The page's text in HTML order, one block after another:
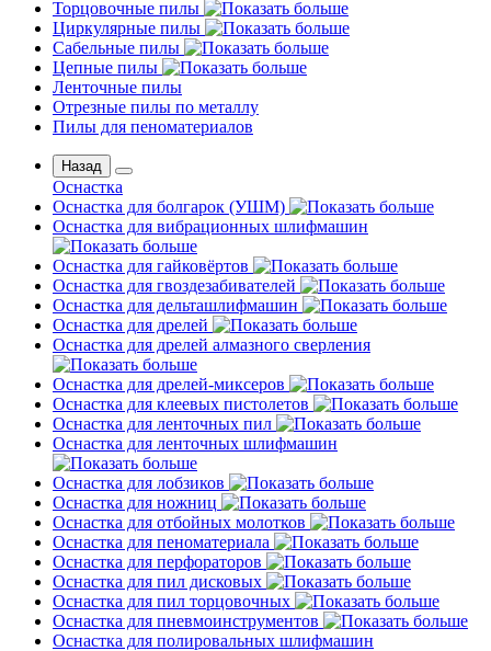
Торцовочные пилы
Циркулярные пилы
Сабельные пилы
Цепные пилы
Ленточные пилы
Отрезные пилы по металлу
Пилы для пеноматериалов
Назад
Оснастка
Оснастка для болгарок (УШМ)
Оснастка для вибрационных шлифмашин
Оснастка для гайковёртов
Оснастка для гвоздезабивателей
Оснастка для дельташлифмашин
Оснастка для дрелей
Оснастка для дрелей алмазного сверления
Оснастка для дрелей-миксеров
Оснастка для клеевых пистолетов
Оснастка для ленточных пил
Оснастка для ленточных шлифмашин
Оснастка для лобзиков
Оснастка для ножниц
Оснастка для отбойных молотков
Оснастка для пеноматериала
Оснастка для перфораторов
Оснастка для пил дисковых
Оснастка для пил торцовочных
Оснастка для пневмоинструментов
Оснастка для полировальных шлифмашин